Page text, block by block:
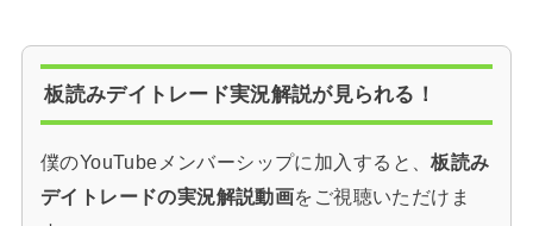
板読みデイトレード実況解説が見られる！
僕のYouTubeメンバーシップに加入すると、板読み
デイトレードの実況解説動画をご視聴いただけま